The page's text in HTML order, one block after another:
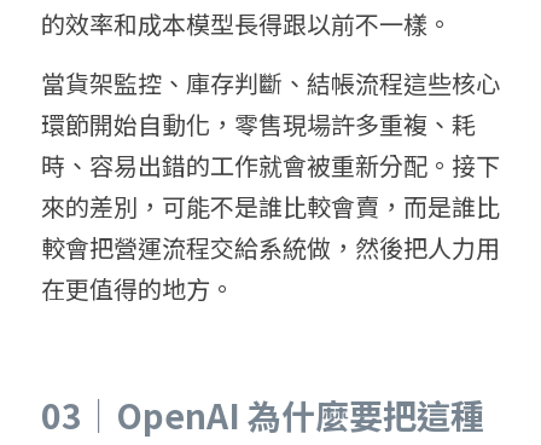
的效率和成本模型長得跟以前不一樣。
當貨架監控、庫存判斷、結帳流程這些核心
環節開始自動化，零售現場許多重複、耗
時、容易出錯的工作就會被重新分配。接下
來的差別，可能不是誰比較會賣，而是誰比
較會把營運流程交給系統做，然後把人力用
在更值得的地方。
03｜OpenAI 為什麼要把這種